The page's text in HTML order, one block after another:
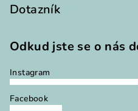
Dotazník
Odkud jste se o nás
Instagram
Facebook